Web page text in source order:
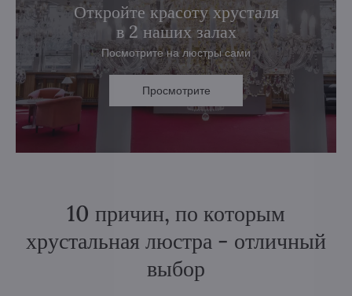
Откройте красоту хрусталя
в 2 наших залах
Посмотрите на люстры сами
Просмотрите
10 причин, по которым
хрустальная люстра - отличный
выбор